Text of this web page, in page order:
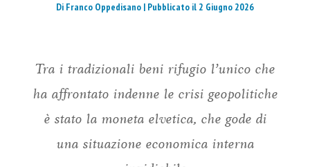
Di Franco Oppedisano | Pubblicato il 2 Giugno 2026
Tra i tradizionali beni rifugio l’unico che
ha affrontato indenne le crisi geopolitiche
è stato la moneta elvetica, che gode di
una situazione economica interna